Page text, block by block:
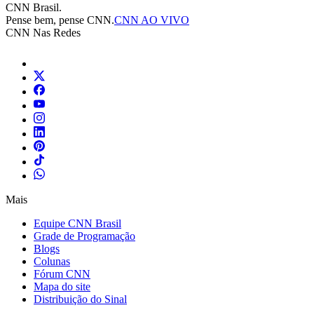
CNN Brasil.
Pense bem, pense CNN.CNN AO VIVO
CNN Nas Redes
Mais
Equipe CNN Brasil
Grade de Programação
Blogs
Colunas
Fórum CNN
Mapa do site
Distribuição do Sinal